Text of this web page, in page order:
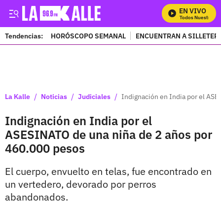
EN VIVO
Mira Todos Nuestros
Tendencias: HORÓSCOPO SEMANAL ENCUENTRAN A
La Kalle / Noticias / Judiciales / Indignación en India por el
Indignación en India por el
ASESINATO de una niña de 2 años por
460.000 pesos
El cuerpo, envuelto en telas, fue encontrado en
un vertedero, devorado por perros
abandonados.